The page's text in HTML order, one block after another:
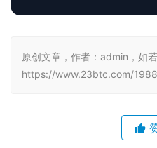
原创文章，作者：admin，如
https://www.23btc.com/